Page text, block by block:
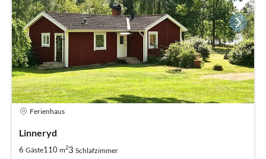
Ferienhaus
Linneryd
6 Gäste110 m23 Schlafzimmer